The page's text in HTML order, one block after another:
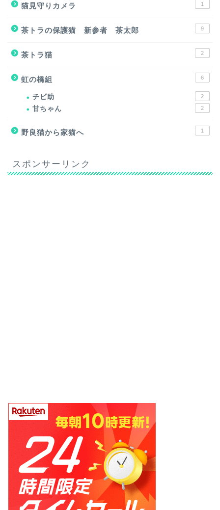
猫見守りカメラ 1
茶トラの保護猫 新参者 茶太郎 9
茶トラ猫 2
虹の橋組 6
チビ助 2
甘ちゃん 2
野良猫から家猫へ 1
スポンサーリンク
ホーム
プロフィール